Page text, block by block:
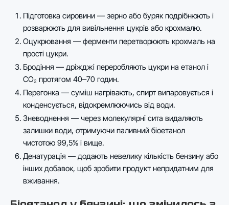
Підготовка сировини — зерно або буряк подрібнюють і
розварюють для вивільнення цукрів або крохмалю.
Оцукрювання — ферменти перетворюють крохмаль на
прості цукри.
Бродіння — дріжджі переробляють цукри на етанол і
CO₂ протягом 40‒70 годин.
Перегонка — суміш нагрівають, спирт випаровується і
конденсується, відокремлюючись від води.
Зневоднення — через молекулярні сита видаляють
залишки води, отримуючи паливний біоетанол
чистотою 99,5% і вище.
Денатурація — додають невелику кількість бензину або
інших добавок, щоб зробити продукт непридатним для
вживання.